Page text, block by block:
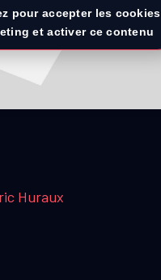
pour accepter les cookies
et activer ce contenu
Huraux